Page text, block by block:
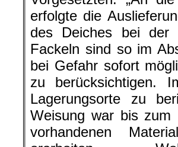
erfolgte die
des Deiches bei der
Fackeln sind so im
bei Gefahr sofort
zu berücksichtigen.
Lagerungsorte zu
Weisung war bis
vorhandenen